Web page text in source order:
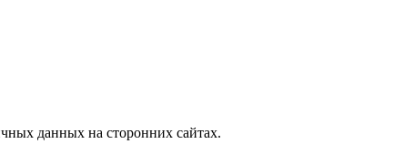
данных на сторонних сайтах.